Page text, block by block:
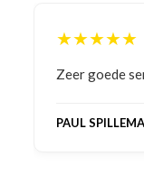
★★★★★
Bestelling
bestelling al